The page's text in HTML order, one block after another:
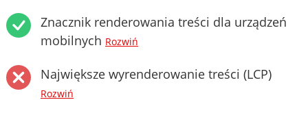
Znacznik renderowania treści dla urządzeń
mobilnych Rozwiń
Największe wyrenderowanie treści (LCP)
Rozwiń